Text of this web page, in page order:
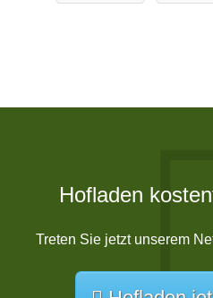
Hofladen
Treten Sie jetzt unserem